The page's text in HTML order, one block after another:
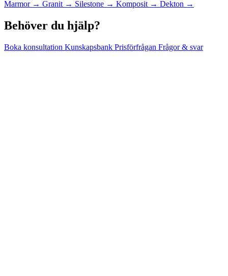
Marmor → Granit → Silestone → Komposit → Dekton →
Behöver du hjälp?
Boka konsultation Kunskapsbank Prisförfrågan Frågor & svar